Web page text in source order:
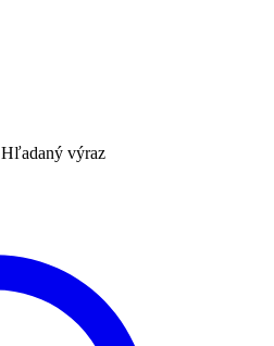
Hľadaný výraz